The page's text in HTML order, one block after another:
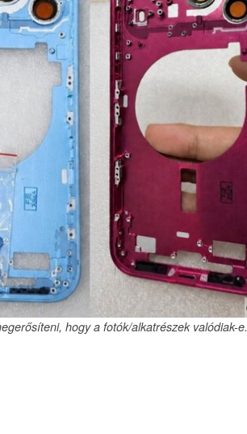
hogy a fotók/alkatrészek valódiak-e.